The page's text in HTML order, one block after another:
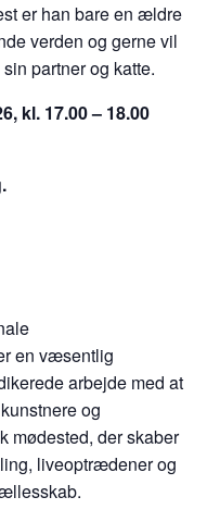
er han bare en ældre
verden og gerne vil
partner og katte.
kl. 17.00 – 18.00
en væsentlig
arbejde med at
og
mødested, der skaber
liveoptrædener og